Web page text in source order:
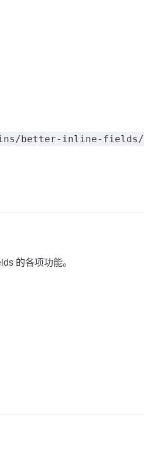
better-inline-fields/
的各项功能。